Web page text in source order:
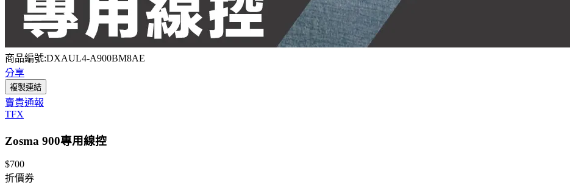
商品編號:DXAUL4-A900BM8AE
分享
複製連結
賣貴通報
TFX
Zosma 900專用線控
$700
折價券